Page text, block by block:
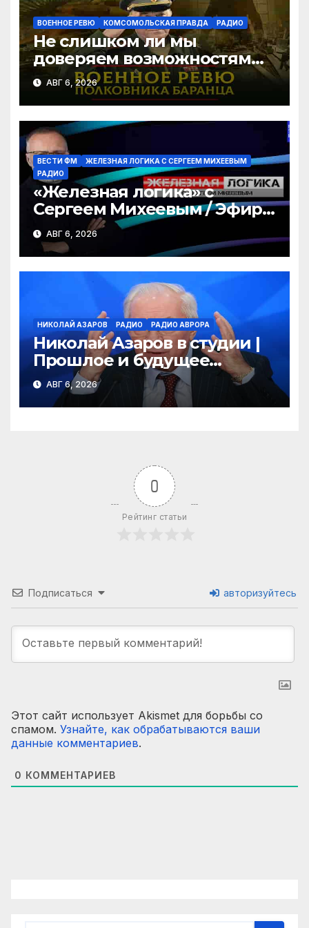
ВОЕННОЕ РЕВЮ КОМСОМОЛЬСКАЯ ПРАВДА РАДИО
Не слишком ли мы
доверяем возможностям
США в урегулировании
конфликта с Украиной? |
06.08.2026
АВГ 6, 2026
ВЕСТИ ФМ
ЖЕЛЕЗНАЯ ЛОГИКА С СЕРГЕЕМ МИХЕЕВЫМ
РАДИО
«Железная логика» с
Сергеем Михеевым / Эфир
06.08.2026
АВГ 6, 2026
НИКОЛАЙ АЗАРОВ РАДИО РАДИО АВРОРА
Николай Азаров в студии |
Прошлое и будущее
Украины | Взгляд изнутри
АВГ 6, 2026
0
Рейтинг статьи
Подписаться авторизуйтесь
Этот сайт использует Akismet для борьбы со
спамом. Узнайте, как обрабатываются ваши
данные комментариев.
0 КОММЕНТАРИЕВ